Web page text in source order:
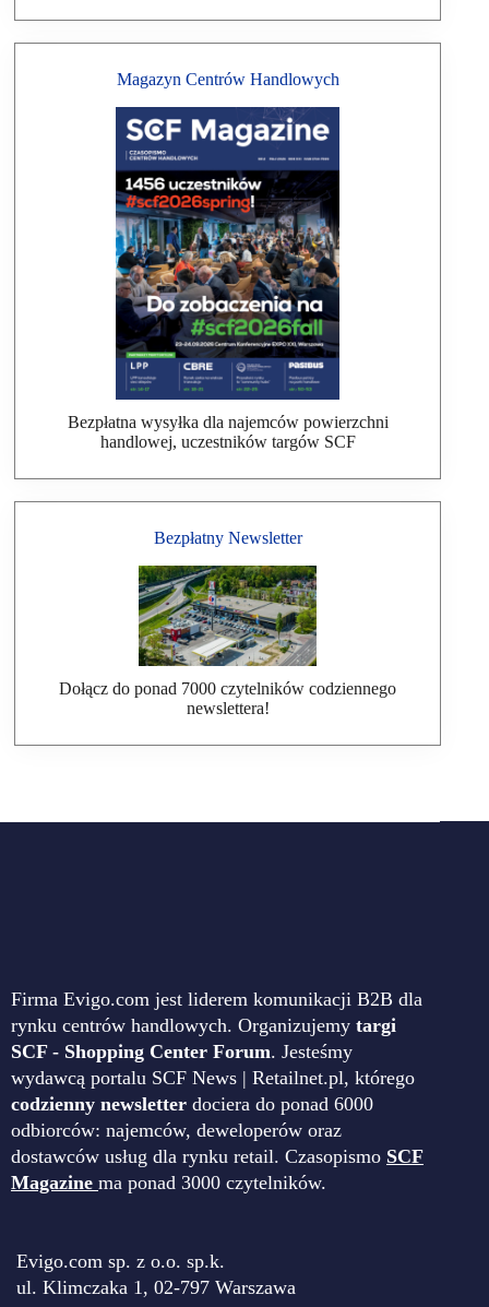
Magazyn Centrów Handlowych
Bezpłatna wysyłka dla najemców powierzchni
handlowej, uczestników targów SCF
Bezpłatny Newsletter
Dołącz do ponad 7000 czytelników codziennego
newslettera!
Firma Evigo.com jest liderem komunikacji B2B dla
rynku centrów handlowych. Organizujemy targi
SCF - Shopping Center Forum. Jesteśmy
wydawcą portalu SCF News | Retailnet.pl, którego
codzienny newsletter dociera do ponad 6000
odbiorców: najemców, deweloperów oraz
dostawców usług dla rynku retail. Czasopismo SCF
Magazine ma ponad 3000 czytelników.
Evigo.com sp. z o.o. sp.k.
ul. Klimczaka 1, 02-797 Warszawa